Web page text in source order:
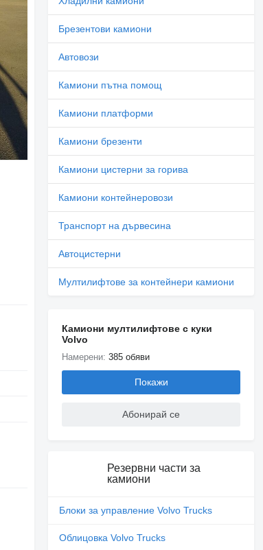
Брезентови камиони
Автовози
Камиони пътна помощ
Камиони платформи
Камиони брезенти
Камиони цистерни за горива
Камиони контейнеровози
Транспорт на дървесина
Автоцистерни
Мултилифтове за контейнери камиони
Камиони мултилифтове с куки
Volvo
Намерени:385 обяви
Покажи
Абонирай се
Резервни части за
камиони
Блоки за управление Volvo Trucks
Облицовка Volvo Trucks